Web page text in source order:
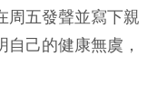
周五發聲並寫下親
己的健康無虞，